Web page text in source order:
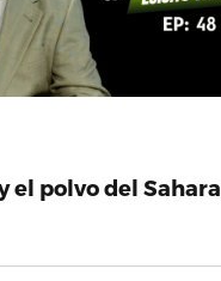
el polvo del Sahara